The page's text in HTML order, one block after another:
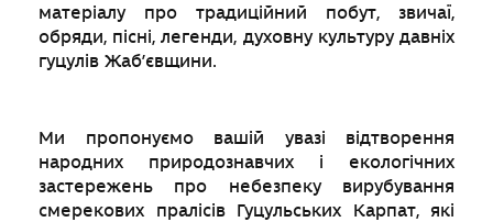
матеріалу про традиційний побут, звичаї,
обряди, пісні, легенди, духовну культуру давніх
гуцулів Жаб’євщини.
Ми пропонуємо вашій увазі відтворення
народних природознавчих і екологічних
застережень про небезпеку вирубування
смерекових пралісів Гуцульських Карпат, які